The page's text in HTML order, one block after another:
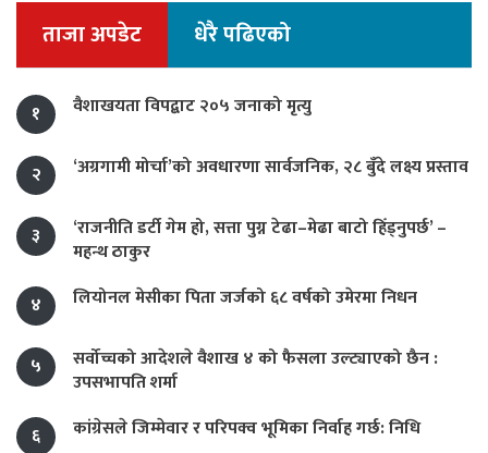
ताजा अपडेट धेरै पढिएको
१ वैशाखयता विपद्बाट २०५ जनाको मृत्यु
२ ‘अग्रगामी मोर्चा’को अवधारणा सार्वजनिक, २८ बुँदे लक्ष्य प्रस्ताव
३
‘राजनीति डर्टी गेम हो, सत्ता पुग्न टेढा–मेढा बाटो हिँड्नुपर्छ’ –
महन्थ ठाकुर
४
लियोनल मेसीका पिता जर्जको ६८ वर्षको उमेरमा निधन
५
सर्वोच्चको आदेशले वैशाख ४ को फैसला उल्ट्याएको छैन :
उपसभापति शर्मा
६
कांग्रेसले जिम्मेवार र परिपक्व भूमिका निर्वाह गर्छ: निधि